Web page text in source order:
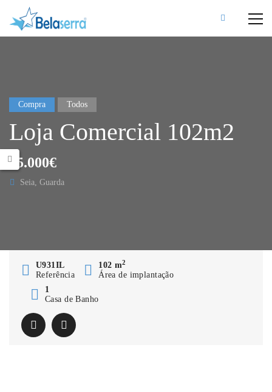
Compra Todos
Loja Comercial 102m2
65.000€
Seia, Guarda
U931IL
Referência
102 m2
Área de implantação
1
Casa de Banho